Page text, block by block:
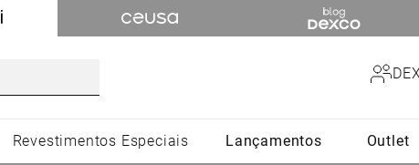
Revestimentos Especiais Lançamentos Outlet